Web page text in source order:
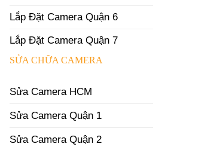
Lắp Đặt Camera Quận 6
Lắp Đặt Camera Quận 7
SỬA CHỮA CAMERA
Sửa Camera HCM
Sửa Camera Quận 1
Sửa Camera Quận 2